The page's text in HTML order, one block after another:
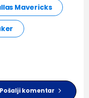
Mavericks
Pošalji komentar